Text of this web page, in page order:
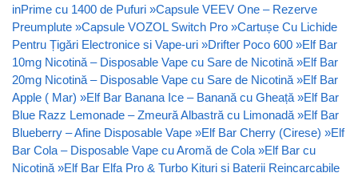
inPrime cu 1400 de Pufuri »Capsule VEEV One – Rezerve
Preumplute »Capsule VOZOL Switch Pro »Cartușe Cu Lichide
Pentru Țigări Electronice si Vape-uri »Drifter Poco 600 »Elf Bar
10mg Nicotină – Disposable Vape cu Sare de Nicotină »Elf Bar
20mg Nicotină – Disposable Vape cu Sare de Nicotină »Elf Bar
Apple ( Mar) »Elf Bar Banana Ice – Banană cu Gheață »Elf Bar
Blue Razz Lemonade – Zmeură Albastră cu Limonadă »Elf Bar
Blueberry – Afine Disposable Vape »Elf Bar Cherry (Cirese) »Elf
Bar Cola – Disposable Vape cu Aromă de Cola »Elf Bar cu
Nicotină »Elf Bar Elfa Pro & Turbo Kituri si Baterii Reincarcabile